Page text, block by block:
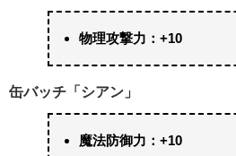
物理攻撃力：+10
缶バッチ「シアン」
魔法防御力：+10